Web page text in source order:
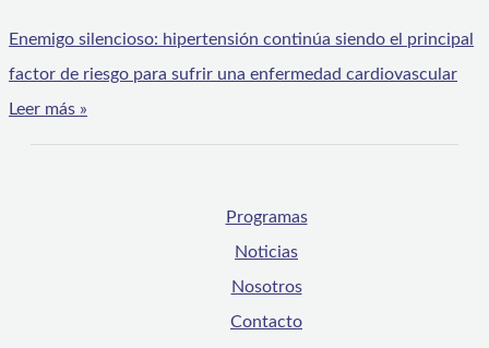
Enemigo silencioso: hipertensión continúa siendo el principal
factor de riesgo para sufrir una enfermedad cardiovascular
Leer más »
Programas
Noticias
Nosotros
Contacto